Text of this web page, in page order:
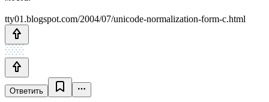
tty01.blogspot.com/2004/07/unicode-normalization-form-c.html
Ответить